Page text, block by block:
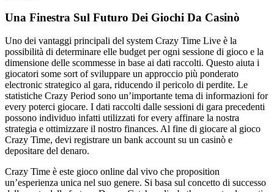
Una Finestra Sul Futuro Dei Giochi Da Casinò
Uno dei vantaggi principali del system Crazy Time Live è la
possibilità di determinare elle budget per ogni sessione di gioco e la
dimensione delle scommesse in base ai dati raccolti. Questo aiuta i
giocatori some sort of sviluppare un approccio più ponderato
electronic strategico al gara, riducendo il pericolo di perdite. Le
statistiche Crazy Period sono un’importante tema di informazioni for
every poterci giocare. I dati raccolti dalle sessioni di gara precedenti
possono individuo infatti utilizzati for every affinare la nostra
strategia e ottimizzare il nostro finances. Al fine di giocare al gioco
Crazy Time, devi registrare un bank account su un casinò e
depositare del denaro.
Crazy Time è este gioco online dal vivo che proposition
un’esperienza unica nel suo genere. Si basa sul concetto di successo